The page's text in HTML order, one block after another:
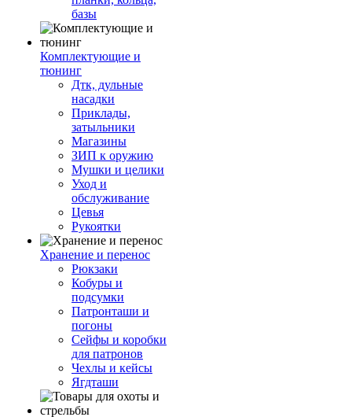
базы
Комплектующие и
тюнинг
Дтк, дульные
насадки
Приклады,
затыльники
Магазины
ЗИП к оружию
Мушки и целики
Уход и
обслуживание
Цевья
Рукоятки
Хранение и перенос
Рюкзаки
Кобуры и
подсумки
Патронташи и
погоны
Сейфы и коробки
для патронов
Чехлы и кейсы
Ягдташи